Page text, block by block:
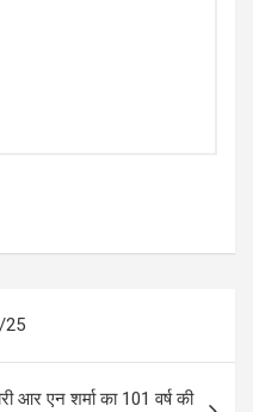
25
आर एन शर्मा का 101 वर्ष की